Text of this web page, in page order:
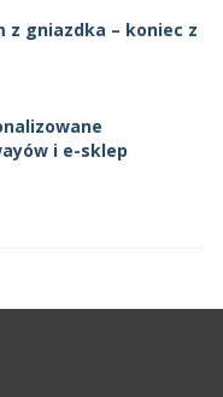
z gniazdka – koniec z
i e-sklep